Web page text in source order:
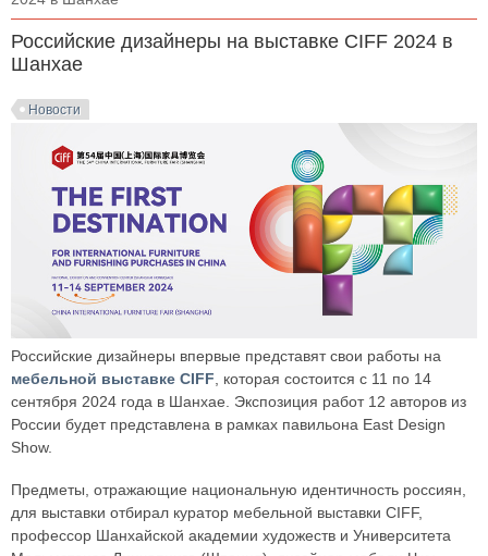
Российские дизайнеры на выставке CIFF 2024 в
Шанхае
Новости
Российские дизайнеры впервые представят свои работы на
мебельной выставке CIFF , которая состоится с 11 по 14
сентября 2024 года в Шанхае. Экспозиция работ 12 авторов из
России будет представлена в рамках павильона East Design
Show.
Предметы, отражающие национальную идентичность россиян,
для выставки отбирал куратор мебельной выставки CIFF,
профессор Шанхайской академии художеств и Университета